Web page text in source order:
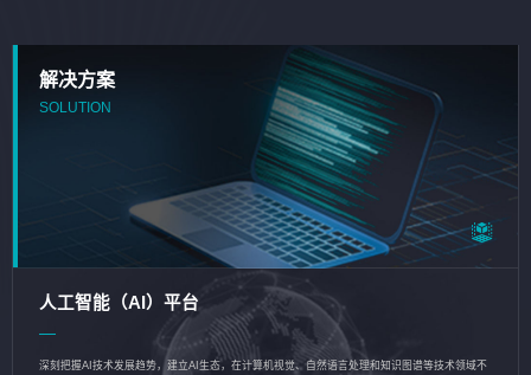
解决方案
SOLUTION
人工智能（AI）平台
深刻把握AI技术发展趋势，建立AI生态，在计算机视觉、自然语言处理和知识图谱等技术领域不